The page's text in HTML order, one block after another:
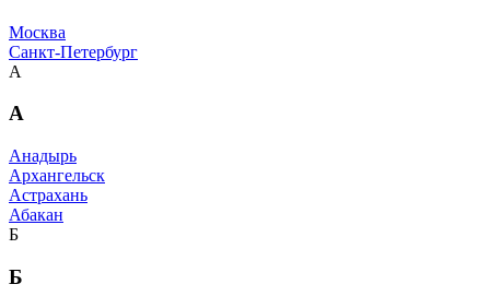
Москва
Санкт-Петербург
А
А
Анадырь
Архангельск
Астрахань
Абакан
Б
Б